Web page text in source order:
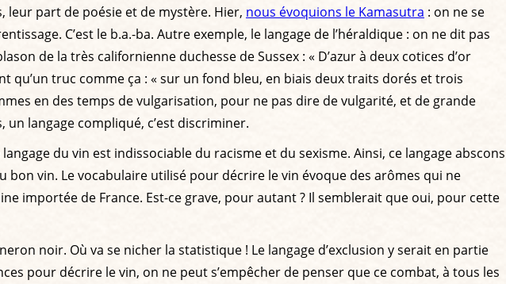
leur part de poésie et de mystère. Hier, nous évoquions le Kamasutra : on ne se
C’est le b.a.-ba. Autre exemple, le langage de l’héraldique : on ne dit pas
de la très californienne duchesse de Sussex : « D’azur à deux cotices d’or
qu’un truc comme ça : « sur un fond bleu, en biais deux traits dorés et trois
en des temps de vulgarisation, pour ne pas dire de vulgarité, et de grande
langage compliqué, c’est discriminer.
du vin est indissociable du racisme et du sexisme. Ainsi, ce langage abscons
vin. Le vocabulaire utilisé pour décrire le vin évoque des arômes qui ne
importée de France. Est-ce grave, pour autant ? Il semblerait que oui, pour cette
noir. Où va se nicher la statistique ! Le langage d’exclusion y serait en partie
pour décrire le vin, on ne peut s’empêcher de penser que ce combat, à tous les